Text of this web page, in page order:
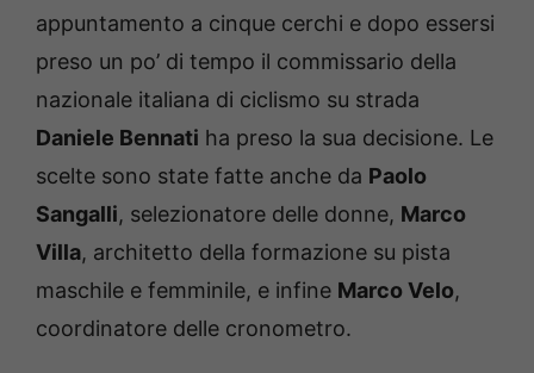
appuntamento a cinque cerchi e dopo essersi
preso un po’ di tempo il commissario della
nazionale italiana di ciclismo su strada
Daniele Bennati ha preso la sua decisione. Le
scelte sono state fatte anche da Paolo
Sangalli, selezionatore delle donne, Marco
Villa, architetto della formazione su pista
maschile e femminile, e infine Marco Velo,
coordinatore delle cronometro.